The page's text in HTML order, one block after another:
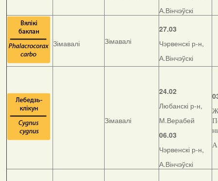
А.Вінчэўскі
Зімавалі Зімавалі
27.03
Чэрвенскі р-н,
А.Вінчэўскі
Зімавалі
24.02
Любанскі р-н,
М.Верабей
06.03
Чэрвенскі р-н,
А.Вінчэўскі